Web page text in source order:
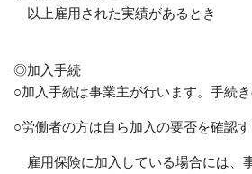
以上雇用された実績があるとき
◎加入手続
○加入手続は事業主が行います。手続き
○労働者の方は自ら加入の要否を確認す
雇用保険に加入している場合には、